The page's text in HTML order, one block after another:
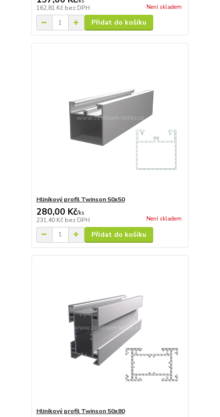
162,81 Kč bez DPH Není skladem
Přidat do košíku
Hliníkový profil Twinson 50x50
280,00 Kč/ks
231,40 Kč bez DPH Není skladem
Přidat do košíku
Hliníkový profil Twinson 50x80